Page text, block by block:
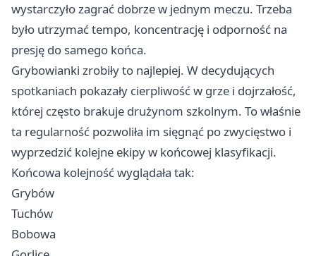
wystarczyło zagrać dobrze w jednym meczu. Trzeba
było utrzymać tempo, koncentrację i odporność na
presję do samego końca.
Grybowianki zrobiły to najlepiej. W decydujących
spotkaniach pokazały cierpliwość w grze i dojrzałość,
której często brakuje drużynom szkolnym. To właśnie
ta regularność pozwoliła im sięgnąć po zwycięstwo i
wyprzedzić kolejne ekipy w końcowej klasyfikacji.
Końcowa kolejność wyglądała tak:
Grybów
Tuchów
Bobowa